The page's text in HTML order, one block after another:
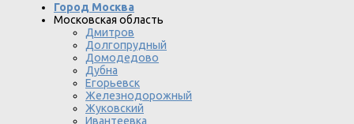
Город Москва
Московская область
Дмитров
Долгопрудный
Домодедово
Дубна
Егорьевск
Железнодорожный
Жуковский
Ивантеевка